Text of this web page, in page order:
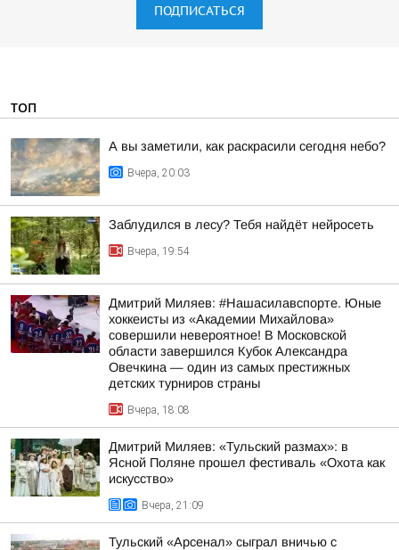
ПОДПИСАТЬСЯ
ТОП
А вы заметили, как раскрасили сегодня небо?
Вчера, 20:03
Заблудился в лесу? Тебя найдёт нейросеть
Вчера, 19:54
Дмитрий Миляев: #Нашасилавспорте. Юные
хоккеисты из «Академии Михайлова»
совершили невероятное! В Московской
области завершился Кубок Александра
Овечкина — один из самых престижных
детских турниров страны
Вчера, 18:08
Дмитрий Миляев: «Тульский размах»: в
Ясной Поляне прошел фестиваль «Охота как
искусство»
Вчера, 21:09
Тульский «Арсенал» сыграл вничью с